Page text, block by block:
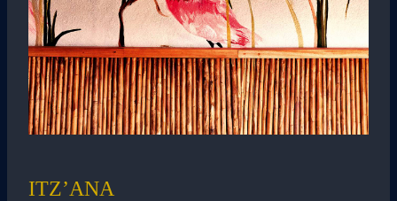
ITZ’ANA